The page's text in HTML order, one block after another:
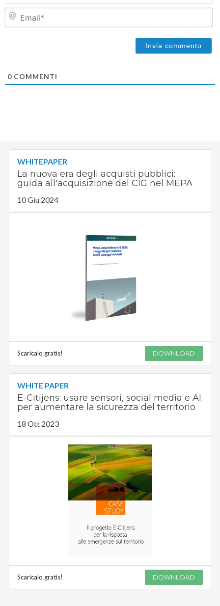
0 COMMENTI
WHITEPAPER
La nuova era degli acquisti pubblici:
guida all'acquisizione del CIG nel MEPA
10 Giu 2024
Scaricalo gratis! DOWNLOAD
WHITE PAPER
E-Citijens: usare sensori, social media e AI
per aumentare la sicurezza del territorio
18 Ott 2023
Scaricalo gratis! DOWNLOAD